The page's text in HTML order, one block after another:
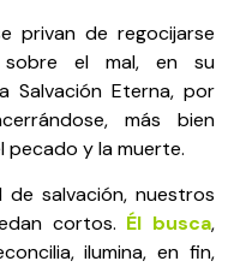
privan de regocijarse
el mal, en su
Salvación Eterna, por
más bien
pecado y la muerte.
salvación, nuestros
cortos. Él busca,
ilumina, en fin,